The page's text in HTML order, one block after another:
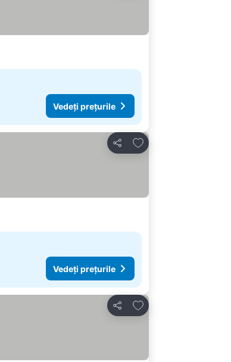
Vedeți prețurile
Distribuiți
Adăugaţi la favorite
Vedeți prețurile
Distribuiți
Adăugaţi la favorite